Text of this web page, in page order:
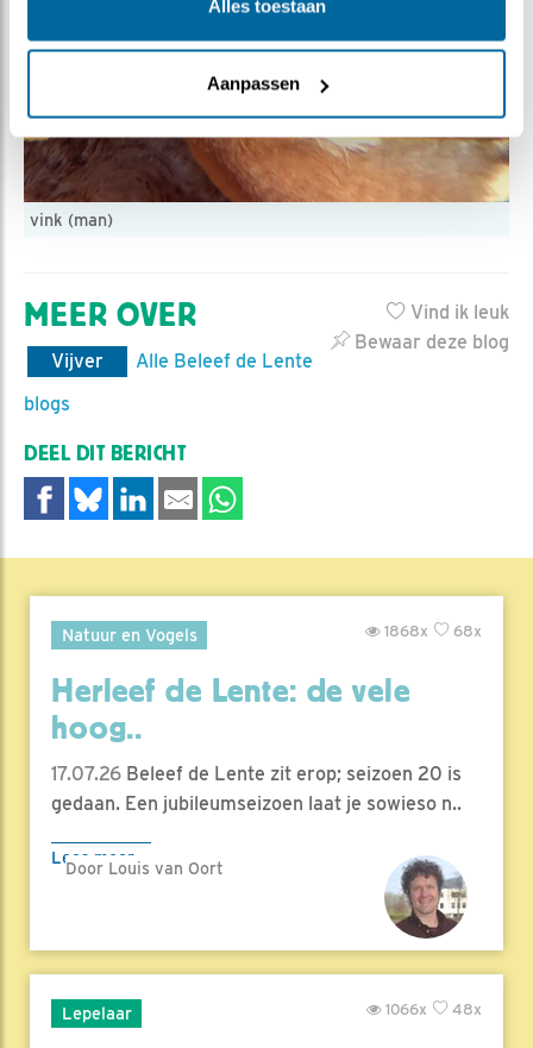
Alles toestaan
Aanpassen
vink (man)
Vind ik leuk
Bewaar deze blog
MEER OVER
Vijver
Alle Beleef de Lente
blogs
DEEL DIT BERICHT
Natuur en Vogels 68x
1868x
Herleef de Lente: de vele
hoog..
17.07.26 Beleef de Lente zit erop; seizoen 20 is
gedaan. Een jubileumseizoen laat je sowieso n..
Lees meer
Door Louis van Oort
Lepelaar 48x
1066x